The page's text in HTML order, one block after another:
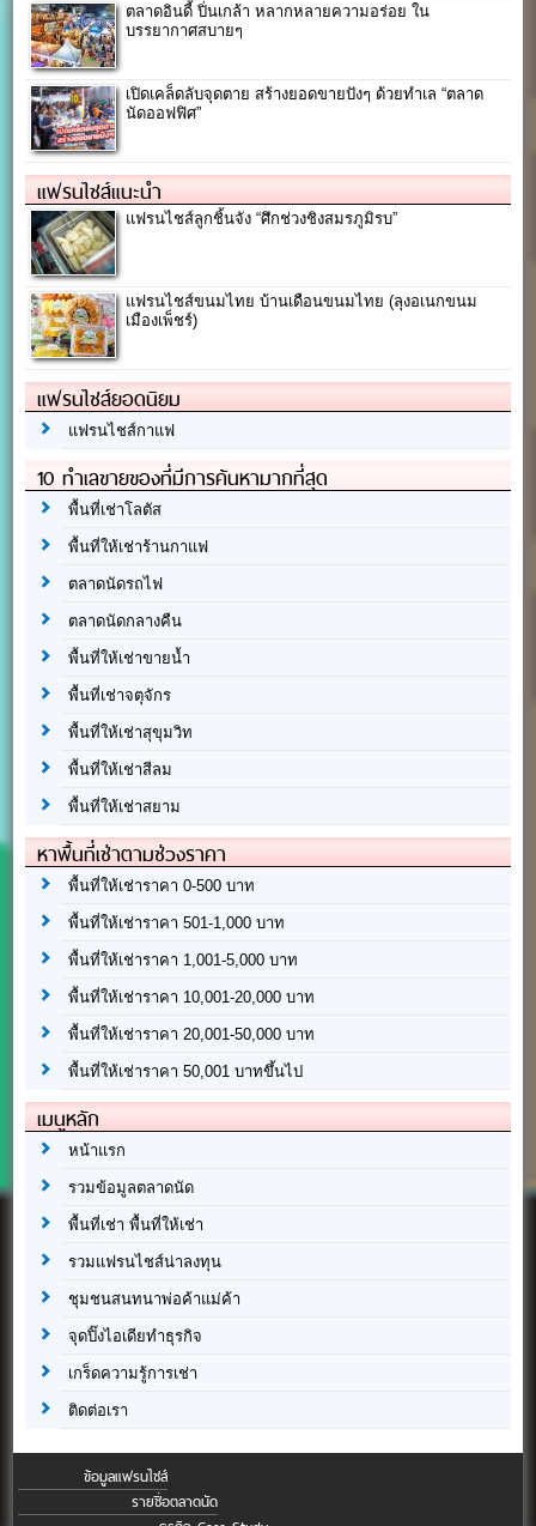
ตลาดอินดี้ ปิ่นเกล้า หลากหลายความอร่อย ใน
บรรยากาศสบายๆ
เปิดเคล็ดลับจุดตาย สร้างยอดขายปังๆ ด้วยทำเล “ตลาด
นัดออฟฟิศ”
แฟรนไชส์แนะนำ
แฟรนไชส์ลูกชิ้นจัง “ศึกช่วงชิงสมรภูมิรบ”
แฟรนไชส์ขนมไทย บ้านเดือนขนมไทย (ลุงอเนกขนม
เมืองเพ็ชร์)
แฟรนไชส์ยอดนิยม
แฟรนไชส์กาแฟ
10 ทำเลขายของที่มีการค้นหามากที่สุด
พื้นที่เช่าโลตัส
พื้นที่ให้เช่าร้านกาแฟ
ตลาดนัดรถไฟ
ตลาดนัดกลางคืน
พื้นที่ให้เช่าขายน้ำ
พื้นที่เช่าจตุจักร
พื้นที่ให้เช่าสุขุมวิท
พื้นที่ให้เช่าสีลม
พื้นที่ให้เช่าสยาม
หาพื้นที่เช่าตามช่วงราคา
พื้นที่ให้เช่าราคา 0-500 บาท
พื้นที่ให้เช่าราคา 501-1,000 บาท
พื้นที่ให้เช่าราคา 1,001-5,000 บาท
พื้นที่ให้เช่าราคา 10,001-20,000 บาท
พื้นที่ให้เช่าราคา 20,001-50,000 บาท
พื้นที่ให้เช่าราคา 50,001 บาทขึ้นไป
เมนูหลัก
หน้าแรก
รวมข้อมูลตลาดนัด
พื้นที่เช่า พื้นที่ให้เช่า
รวมแฟรนไชส์น่าลงทุน
ชุมชนสนทนาพ่อค้าแม่ค้า
จุดปิ๊งไอเดียทำธุรกิจ
เกร็ดความรู้การเช่า
ติดต่อเรา
ข้อมูลแฟรนไชส์
รายชื่อตลาดนัด